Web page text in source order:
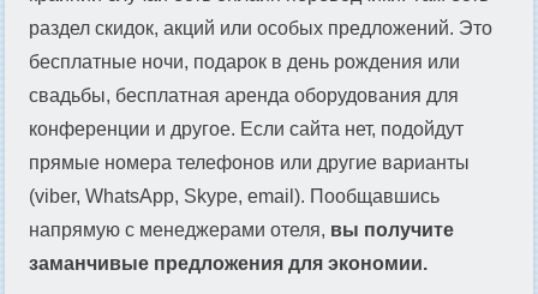
раздел скидок, акций или особых предложений. Это
бесплатные ночи, подарок в день рождения или
свадьбы, бесплатная аренда оборудования для
конференции и другое. Если сайта нет, подойдут
прямые номера телефонов или другие варианты
(viber, WhatsApp, Skype, email). Пообщавшись
напрямую с менеджерами отеля, вы получите
заманчивые предложения для экономии.